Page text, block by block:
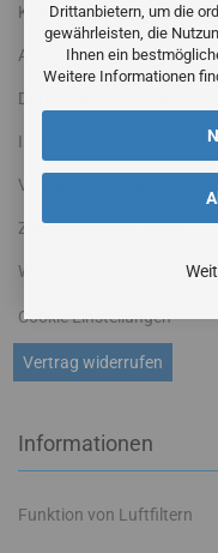
Drittanbietern, um die
gewährleisten, die
Ihnen ein
Weitere Informationen
Kontakt
AGB
Datenschutzerklärung
Impressum
Versandinformationen
Zahlungsbedingungen
Widerrufsrecht &
Vertrag widerrufen
Cookie Einstellungen
Informationen
Funktion von Luftfiltern